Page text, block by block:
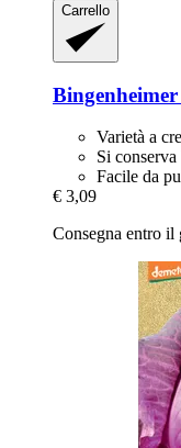
Carrello
Varietà a
Si conserva
Facile da
€ 3,09
Consegna entro il